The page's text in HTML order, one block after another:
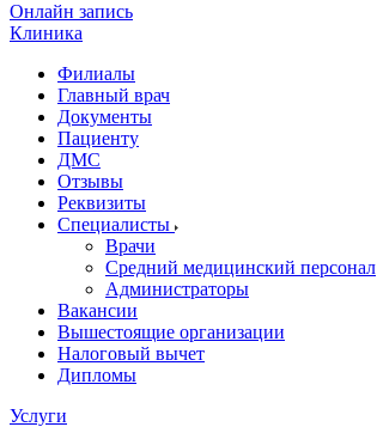
Онлайн запись
Клиника
Филиалы
Главный врач
Документы
Пациенту
ДМС
Отзывы
Реквизиты
Специалисты
Врачи
Средний медицинский персонал
Администраторы
Вакансии
Вышестоящие организации
Налоговый вычет
Дипломы
Услуги